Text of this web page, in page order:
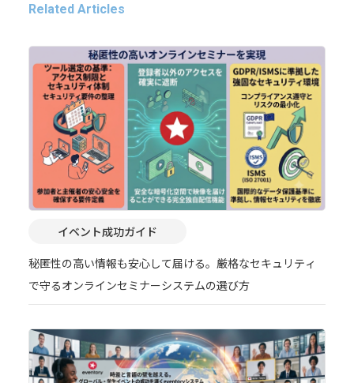
Related Articles
イベント成功ガイド
秘匿性の高い情報も安心して届ける。厳格なセキュリティ
で守るオンラインセミナーシステムの選び方